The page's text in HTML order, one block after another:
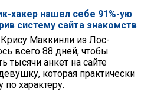
хакер нашел себе 91%-ую
систему сайта знакомств
Маккинли из Лос-
всего 88 дней, чтобы
тысячи анкет на сайте
которая практически
характеру.